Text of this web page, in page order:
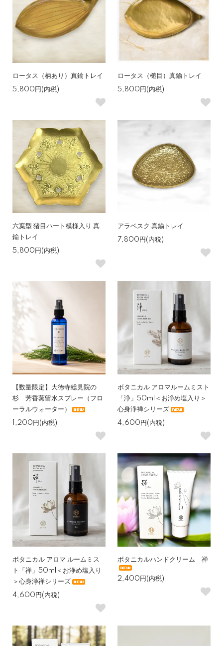
ロータス（柄あり）真鍮トレイ
5,800円(内税)
ロータス（槌目）真鍮トレイ
5,800円(内税)
六葉型 猪目ハート模様入り 真
鍮トレイ
5,800円(内税)
アラベスク 真鍮トレイ
7,800円(内税)
【数量限定】大徳寺総見院の
杉 芳香蒸留水スプレー（フロ
ーラルウォーター）
1,200円(内税)
ボタニカル アロマルームミスト
「浄」50ml＜お浄め塩入り＞
心身浄禅シリーズ
4,600円(内税)
ボタニカル アロマ ルームミス
ト「禅」50ml＜お浄め塩入り
＞心身浄禅シリーズ
4,600円(内税)
ボタニカルハンドクリーム 禅
2,400円(内税)